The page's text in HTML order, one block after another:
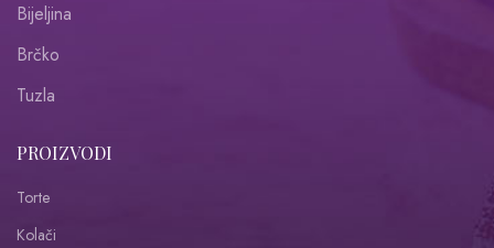
Bijeljina
Brčko
Tuzla
PROIZVODI
Torte
Kolači